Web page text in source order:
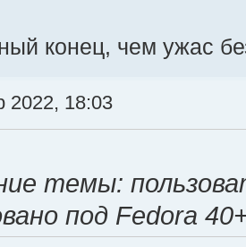
конец, чем ужас
2022, 18:03
темы:
под Fedora